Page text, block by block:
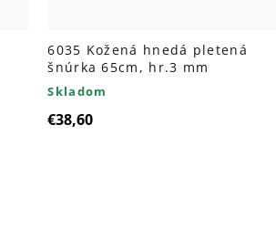
6035 Kožená hnedá pletená
šnúrka 65cm, hr.3 mm
Skladom
€38,60